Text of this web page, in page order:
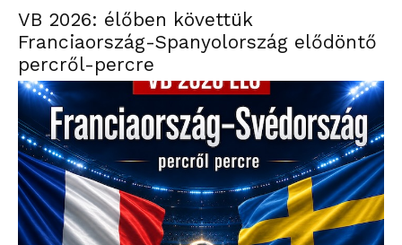
VB 2026: élőben követtük
Franciaország-Spanyolország elődöntő
percről-percre